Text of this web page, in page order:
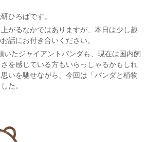
ひろばです。
がるなかではありますが、本日は少し趣
話にお付き合いください。
いたジャイアントパンダも、現在は国内飼
を感じている方もいらっしゃるかもしれ
いを馳せながら、今回は「パンダと植物
た。